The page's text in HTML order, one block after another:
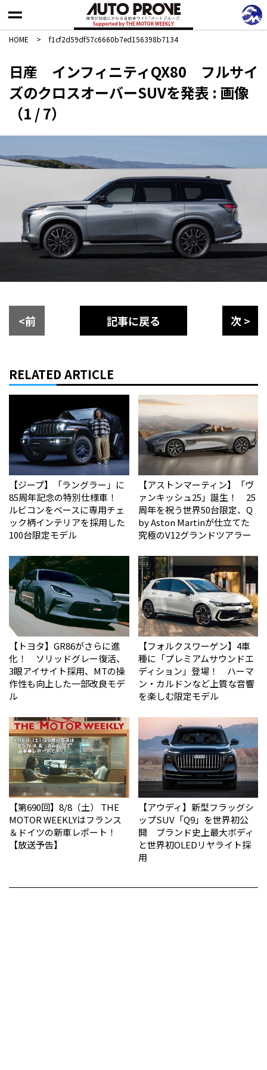
HOME > f1cf2d59df57c6660b7ed156398b7134
日産 インフィニティQX80 フルサイ
ズのクロスオーバーSUVを発表 : 画像
（1 / 7）
<前 記事に戻る 次 >
RELATED ARTICLE
【ジープ】「ラングラー」に
85周年記念の特別仕様車！
ルビコンをベースに専用チェ
ック柄インテリアを採用した
100台限定モデル
【アストンマーティン】「ヴ
ァンキッシュ25」誕生！ 25
周年を祝う世界50台限定、Q
by Aston Martinが仕立てた
究極のV12グランドツアラー
【トヨタ】GR86がさらに進
化！ ソリッドグレー復活、
3眼アイサイト採用、MTの操
作性も向上した一部改良モデ
ル
【フォルクスワーゲン】4車
種に「プレミアムサウンドエ
ディション」登場！ ハーマ
ン・カルドンなど上質な音響
を楽しむ限定モデル
【第690回】8/8（土） THE
MOTOR WEEKLYはフランス
＆ドイツの新車レポート！
【放送予告】
【アウディ】新型フラッグシ
ップSUV「Q9」を世界初公
開 ブランド史上最大ボディ
と世界初OLEDリヤライト採
用